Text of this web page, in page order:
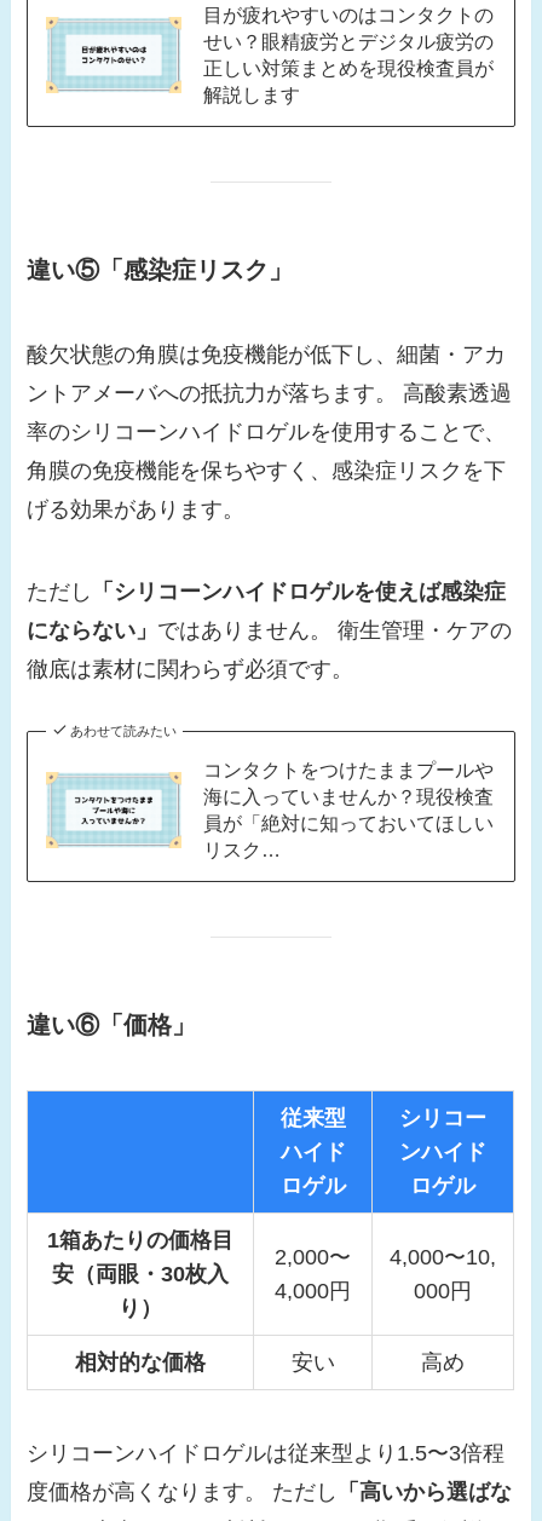
目が疲れやすいのはコンタクトの
せい？眼精疲労とデジタル疲労の
正しい対策まとめを現役検査員が
解説します
違い⑤「感染症リスク」
酸欠状態の角膜は免疫機能が低下し、細菌・アカ
ントアメーバへの抵抗力が落ちます。 高酸素透過
率のシリコーンハイドロゲルを使用することで、
角膜の免疫機能を保ちやすく、感染症リスクを下
げる効果があります。
ただし
「シリコーンハイドロゲルを使えば感染症
にならない」 ではありません。 衛生管理・ケアの
徹底は素材に関わらず必須です。
あわせて読みたい
コンタクトをつけたままプールや
海に入っていませんか？現役検査
員が「絶対に知っておいてほしい
リスク…
違い⑥「価格」
従来型
ハイド
ロゲル
シリコー
ンハイド
ロゲル
1箱あたりの価格目
安（両眼・30枚入
り）
2,000〜
4,000円
4,000〜10,
000円
相対的な価格 安い 高め
シリコーンハイドロゲルは従来型より1.5〜3倍程
度価格が高くなります。 ただし
「高いから選ばな